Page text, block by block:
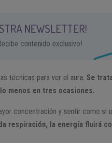
NEWSLETTER!
contenido exclusivo!
técnicas para ver el aura. Se
menos en tres ocasiones.
concentración y sentir como si
respiración, la energía fluirá